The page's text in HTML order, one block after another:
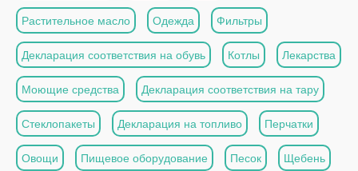
Растительное масло Одежда Фильтры
Декларация соответствия на обувь Котлы Лекарства
Моющие средства Декларация соответствия на тару
Стеклопакеты Декларация на топливо Перчатки
Овощи Пищевое оборудование Песок Щебень